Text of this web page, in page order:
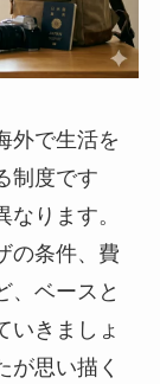
外で生活を
制度です
ります。
の条件、費
、ベースと
いきましょ
が思い描く